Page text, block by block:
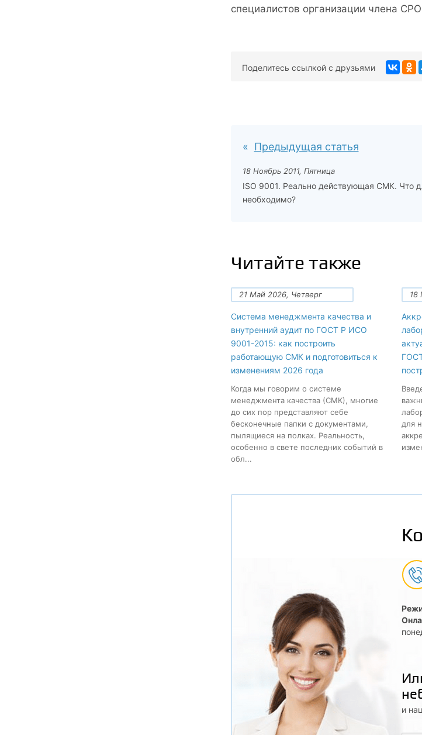
специалистов организации члена
Поделитесь ссылкой с друзьями
Предыдущая статья
18 Ноябрь 2011, Пятница
ISO 9001. Реально действующая СМК. Что
необходимо?
Читайте также
21 Май 2026, Четверг
Система менеджмента качества и
внутренний аудит по ГОСТ Р ИСО
9001-2015: как построить
работающую СМК и подготовиться к
изменениям 2026 года
Когда мы говорим о системе
менеджмента качества (СМК), многие
до сих пор представляют себе
бесконечные папки с документами,
пылящиеся на полках. Реальность,
особенно в свете последних событий в
обл...
18
для
и